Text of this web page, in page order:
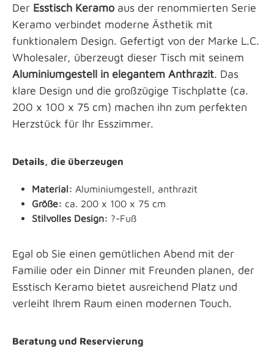
Der Esstisch Keramo aus der renommierten Serie
Keramo verbindet moderne Ästhetik mit
funktionalem Design. Gefertigt von der Marke L.C.
Wholesaler, überzeugt dieser Tisch mit seinem
Aluminiumgestell in elegantem Anthrazit. Das
klare Design und die großzügige Tischplatte (ca.
200 x 100 x 75 cm) machen ihn zum perfekten
Herzstück für Ihr Esszimmer.
Details, die überzeugen
Material: Aluminiumgestell, anthrazit
Größe: ca. 200 x 100 x 75 cm
Stilvolles Design: ?-Fuß
Egal ob Sie einen gemütlichen Abend mit der
Familie oder ein Dinner mit Freunden planen, der
Esstisch Keramo bietet ausreichend Platz und
verleiht Ihrem Raum einen modernen Touch.
Beratung und Reservierung